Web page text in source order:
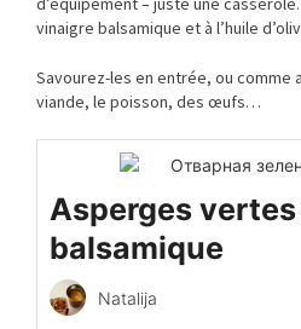
vinaigre balsamique et à l’huile
Savourez-les en entrée, ou comme
viande, le poisson, des œufs…
Asperges
balsamique
Natalija